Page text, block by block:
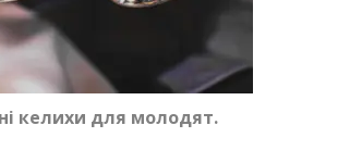
келихи для молодят.